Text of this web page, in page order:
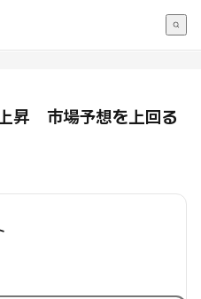
昇 市場予想を上回る